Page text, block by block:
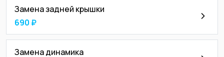
Замена задней крышки
690 ₽
Замена динамика